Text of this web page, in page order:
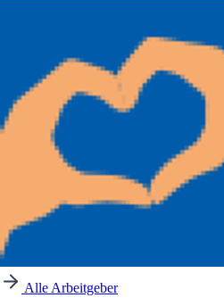
Alle Arbeitgeber